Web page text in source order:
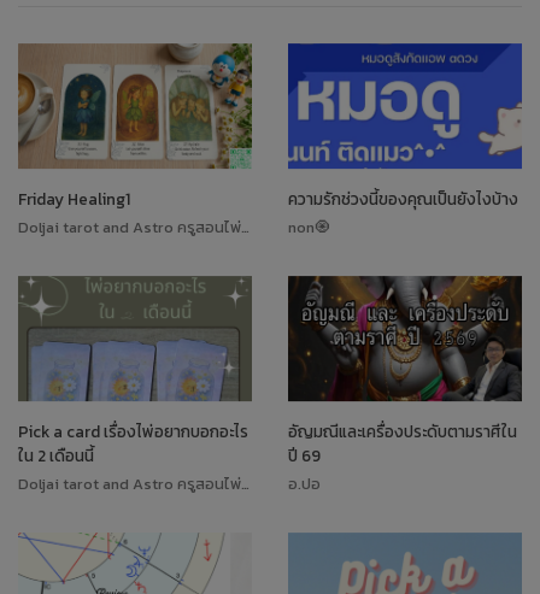
Friday Healing1
Doljai tarot and Astro ครูสอนไพ่ทาโรต์
ความรักช่วงนี้ของคุณเป็นยังไงบ้าง
non🧿
Pick a card เรื่องไพ่อยากบอกอะไร
ใน 2 เดือนนี้
Doljai tarot and Astro ครูสอนไพ่ทาโรต์
อัญมณีและเครื่องประดับตามราศีใน
ปี 69
อ.ปอ